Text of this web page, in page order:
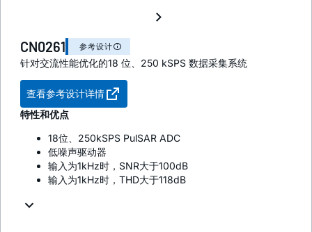
CN0261 参考设计
针对交流性能优化的18 位、250 kSPS 数据采集系统
查看参考设计详情
特性和优点
18位、250kSPS PulSAR ADC
低噪声驱动器
输入为1kHz时，SNR大于100dB
输入为1kHz时，THD大于118dB